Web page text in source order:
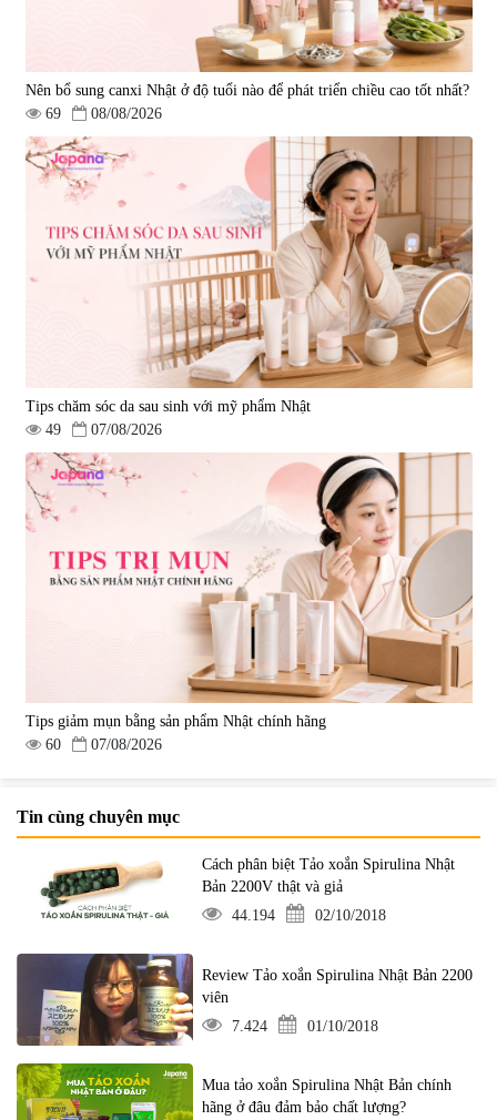
Nên bổ sung canxi Nhật ở độ tuổi nào để phát triển chiều cao tốt nhất?
69
08/08/2026
Tips chăm sóc da sau sinh với mỹ phẩm Nhật
49
07/08/2026
Tips giảm mụn bằng sản phẩm Nhật chính hãng
60
07/08/2026
Tin cùng chuyên mục
Cách phân biệt Tảo xoắn Spirulina Nhật
Bản 2200V thật và giả
44.194
02/10/2018
Review Tảo xoắn Spirulina Nhật Bản 2200
viên
7.424
01/10/2018
Mua tảo xoắn Spirulina Nhật Bản chính
hãng ở đâu đảm bảo chất lượng?